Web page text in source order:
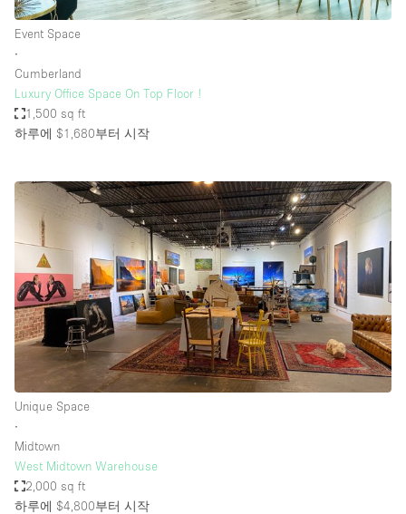
Event Space
∙
Cumberland
Luxury Office Space On Top Floor !
1,500 sq ft
하루에 $1,680부터 시작
Unique Space
∙
Midtown
West Midtown Warehouse
2,000 sq ft
하루에 $4,800부터 시작